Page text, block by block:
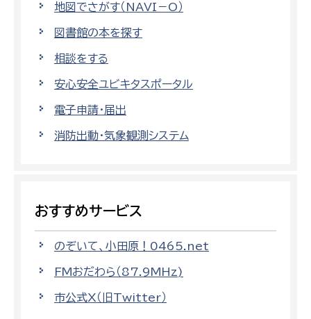
地図でさがす（NAVI－O）
図書館の本を探す
相談をする
安心安全ユビキタスポータル
電子申請・届出
消防出動・気象観測システム
おすすめサービス
のぞいて、小田原！0465.net
FMおだわら（87.9MHz)
市公式X（旧Twitter）